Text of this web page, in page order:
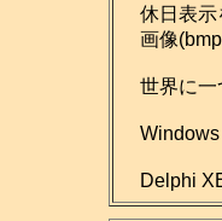
休日表示
画像
世界に一
Windows
Delphi